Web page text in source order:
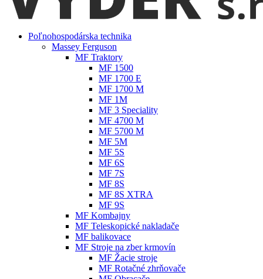
Poľnohospodárska technika
Massey Ferguson
MF Traktory
MF 1500
MF 1700 E
MF 1700 M
MF 1M
MF 3 Speciality
MF 4700 M
MF 5700 M
MF 5M
MF 5S
MF 6S
MF 7S
MF 8S
MF 8S XTRA
MF 9S
MF Kombajny
MF Teleskopické nakladače
MF balikovace
MF Stroje na zber krmovín
MF Žacie stroje
MF Rotačné zhrňovače